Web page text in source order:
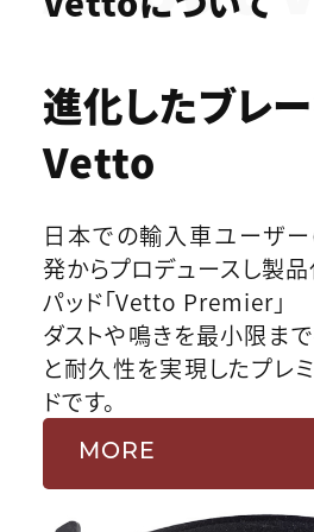
進化したブレ
Vetto
日本での輸入車ユーザ
発からプロデュースし製
パッド「Vetto Premier」
ダストや鳴きを最小限ま
と耐久性を実現したプレ
ドです。
MORE